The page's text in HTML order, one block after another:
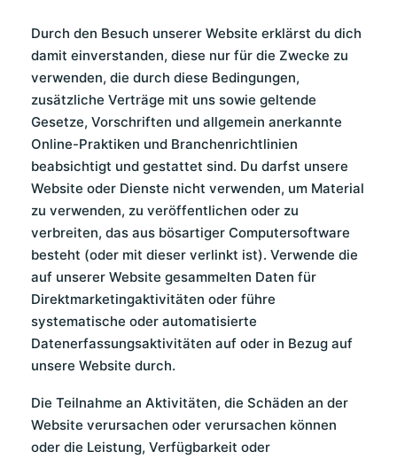
Durch den Besuch unserer Website erklärst du dich
damit einverstanden, diese nur für die Zwecke zu
verwenden, die durch diese Bedingungen,
zusätzliche Verträge mit uns sowie geltende
Gesetze, Vorschriften und allgemein anerkannte
Online-Praktiken und Branchenrichtlinien
beabsichtigt und gestattet sind. Du darfst unsere
Website oder Dienste nicht verwenden, um Material
zu verwenden, zu veröffentlichen oder zu
verbreiten, das aus bösartiger Computersoftware
besteht (oder mit dieser verlinkt ist). Verwende die
auf unserer Website gesammelten Daten für
Direktmarketingaktivitäten oder führe
systematische oder automatisierte
Datenerfassungsaktivitäten auf oder in Bezug auf
unsere Website durch.
Die Teilnahme an Aktivitäten, die Schäden an der
Website verursachen oder verursachen können
oder die Leistung, Verfügbarkeit oder